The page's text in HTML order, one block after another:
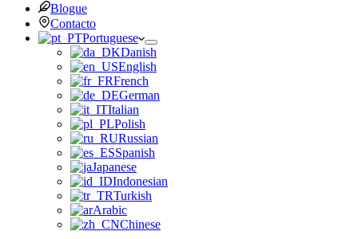
Blogue
Contacto
Portuguese
Danish
English
French
German
Italian
Polish
Russian
Spanish
Japanese
Indonesian
Turkish
Arabic
Chinese